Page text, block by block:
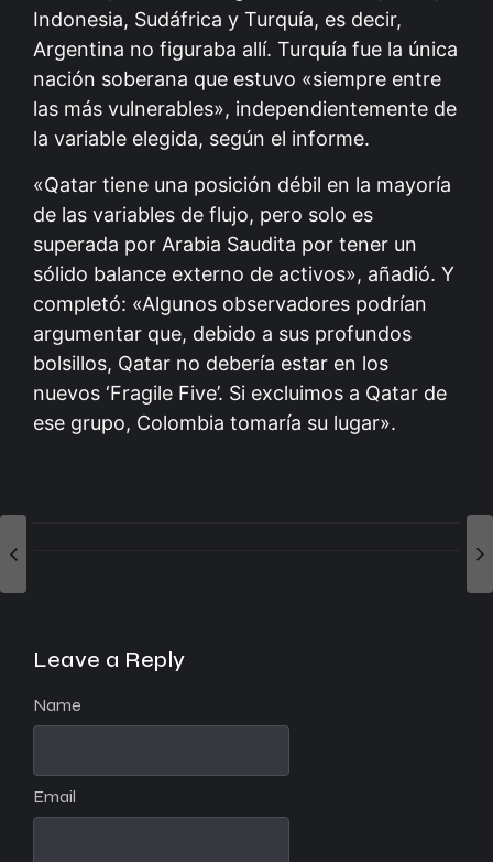
Indonesia, Sudáfrica y Turquía, es decir,
Argentina no figuraba allí. Turquía fue la única
nación soberana que estuvo «siempre entre
las más vulnerables», independientemente de
la variable elegida, según el informe.
«Qatar tiene una posición débil en la mayoría
de las variables de flujo, pero solo es
superada por Arabia Saudita por tener un
sólido balance externo de activos», añadió. Y
completó: «Algunos observadores podrían
argumentar que, debido a sus profundos
bolsillos, Qatar no debería estar en los
nuevos ‘Fragile Five’. Si excluimos a Qatar de
ese grupo, Colombia tomaría su lugar».
Leave a Reply
Name
Email